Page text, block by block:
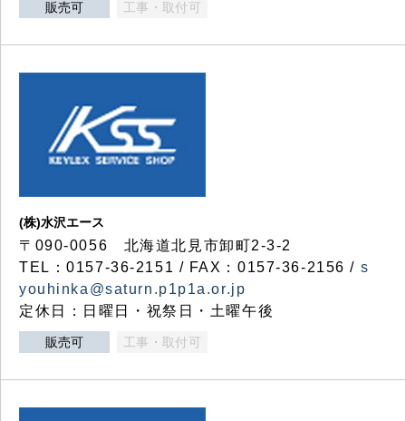
販売可 工事・取付可
(株)水沢エース
〒090-0056 北海道北見市卸町2-3-2
TEL：0157-36-2151 / FAX：0157-36-2156 / s
youhinka@saturn.p1p1a.or.jp
定休日：日曜日・祝祭日・土曜午後
販売可 工事・取付可